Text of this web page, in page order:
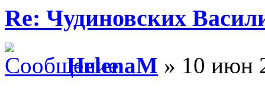
Re: Чудиновских
HelenaM » 10 июн